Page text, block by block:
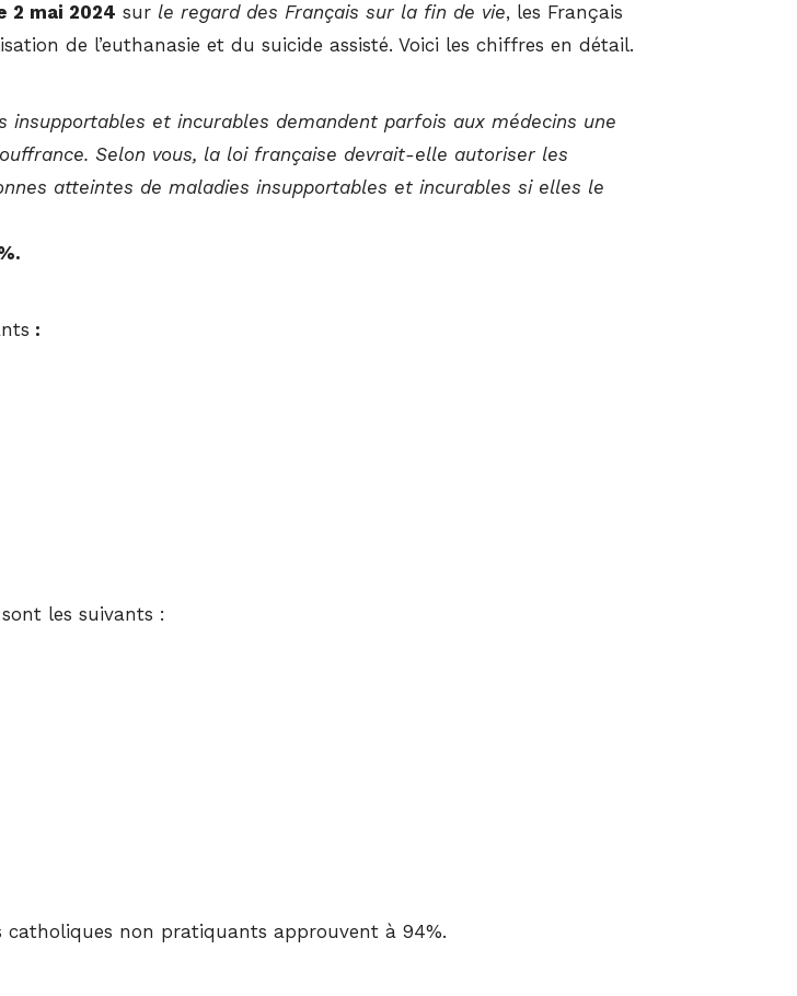
2 mai 2024 sur le regard des Français sur la fin de vie, les Français
de l’euthanasie et du suicide assisté. Voici les chiffres en détail.
insupportables et incurables demandent parfois aux médecins une
Selon vous, la loi française devrait-elle autoriser les
atteintes de maladies insupportables et incurables si elles le
:
les suivants :
non pratiquants approuvent à 94%.